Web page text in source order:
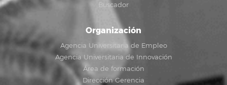
Buscador
Organización
Agencia Universitaria de Empleo
Agencia Universitaria de Innovación
Área de formación
Dirección Gerencia